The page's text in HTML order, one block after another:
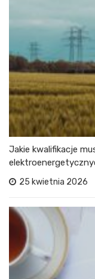
Jakie kwalifikacje
25 kwietnia 2026